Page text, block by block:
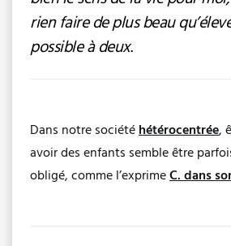
rien faire de plus beau
possible à deux.
Dans notre société hétérocentrée,
avoir des enfants semble être
obligé, comme l’exprimeC. dans